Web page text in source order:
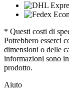
* Questi costi di
Potrebbero esserci
dimensioni o delle
informazioni sono
prodotto.
Aiuto